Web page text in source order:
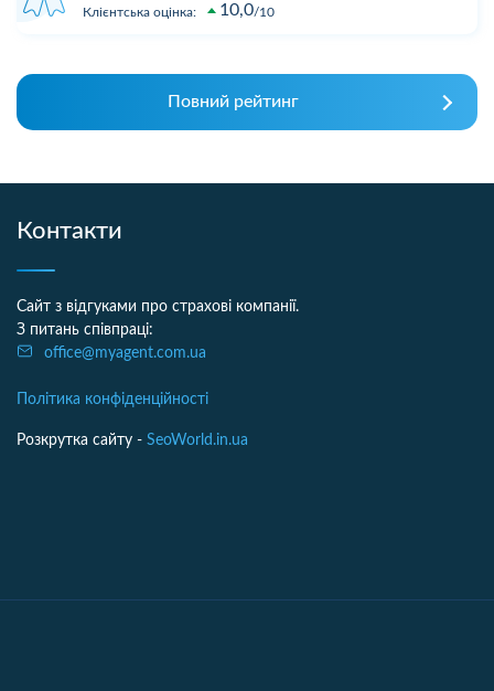
Клієнтська оцінка: 10,0 10
Повний рейтинг
Контакти
Сайт з відгуками про страхові компанії.
З питань співпраці:
office@myagent.com.ua
Політика конфіденційності
Розкрутка сайту - SeoWorld.in.ua